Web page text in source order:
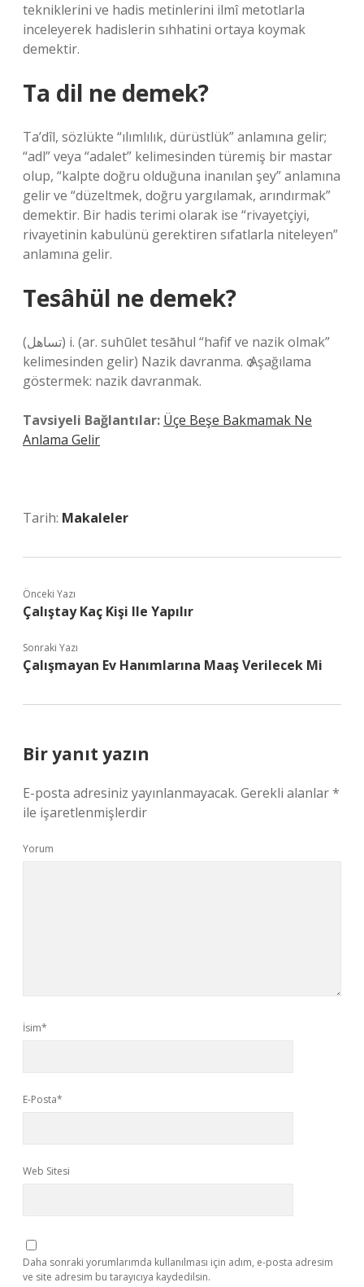
tekniklerini ve hadis metinlerini ilmî metotlarla
inceleyerek hadislerin sıhhatini ortaya koymak
demektir.
Ta dil ne demek?
Ta’dîl, sözlükte “ılımlılık, dürüstlük” anlamına gelir;
“adl” veya “adalet” kelimesinden türemiş bir mastar
olup, “kalpte doğru olduğuna inanılan şey” anlamına
gelir ve “düzeltmek, doğru yargılamak, arındırmak”
demektir. Bir hadis terimi olarak ise “rivayetçiyi,
rivayetinin kabulünü gerektiren sıfatlarla niteleyen”
anlamına gelir.
Tesâhül ne demek?
(ﺗﺴﺎﻫﻞ) i. (ar. suhūlet tesāhul “hafif ve nazik olmak”
kelimesinden gelir) Nazik davranma. ѻ Aşağılama
göstermek: nazik davranmak.
Tavsiyeli Bağlantılar: Üçe Beşe Bakmamak Ne
Anlama Gelir
Tarih: Makaleler
Önceki Yazı
Çalıştay Kaç Kişi Ile Yapılır
Sonraki Yazı
Çalışmayan Ev Hanımlarına Maaş Verilecek Mi
Bir yanıt yazın
E-posta adresiniz yayınlanmayacak. Gerekli alanlar*
ile işaretlenmişlerdir
Yorum
İsim*
E-Posta*
Web Sitesi
Daha sonraki yorumlarımda kullanılması için adım, e-posta adresim
ve site adresim bu tarayıcıya kaydedilsin.